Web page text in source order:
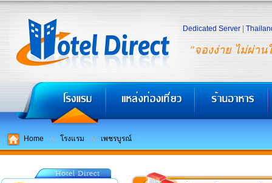
"จองง่าย ไม่ผ่าน
Dedicated Server
Home โรงแรม เพชรบูรณ์